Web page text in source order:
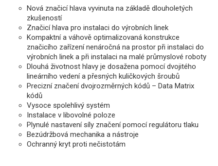
Nová značicí hlava vyvinuta na základě dlouholetých
zkušeností
Značicí hlava pro instalaci do výrobních linek
Kompaktní a váhově optimalizovaná konstrukce
značicího zařízení nenáročná na prostor při instalaci do
výrobních linek a při instalaci na malé průmyslové roboty
Dlouhá životnost hlavy je dosažena pomocí dvojitého
lineárního vedení a přesných kuličkových šroubů
Precizní značení dvojrozměrných kódů – Data Matrix
kódů
Vysoce spolehlivý systém
Instalace v libovolné poloze
Plynulé nastavení síly značení pomocí regulátoru tlaku
Bezúdržbová mechanika a nástroje
Ochranný kryt proti nečistotám